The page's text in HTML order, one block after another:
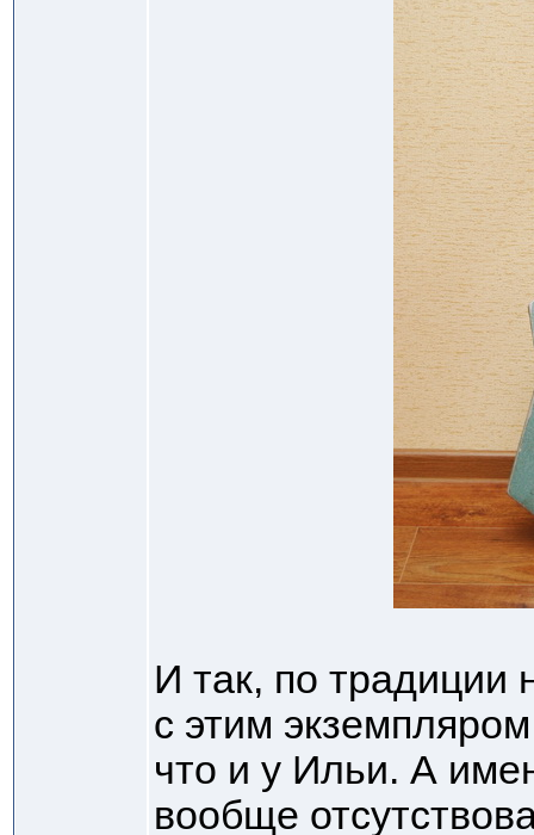
И так, по
с этим
что и у Ильи. А
вообще